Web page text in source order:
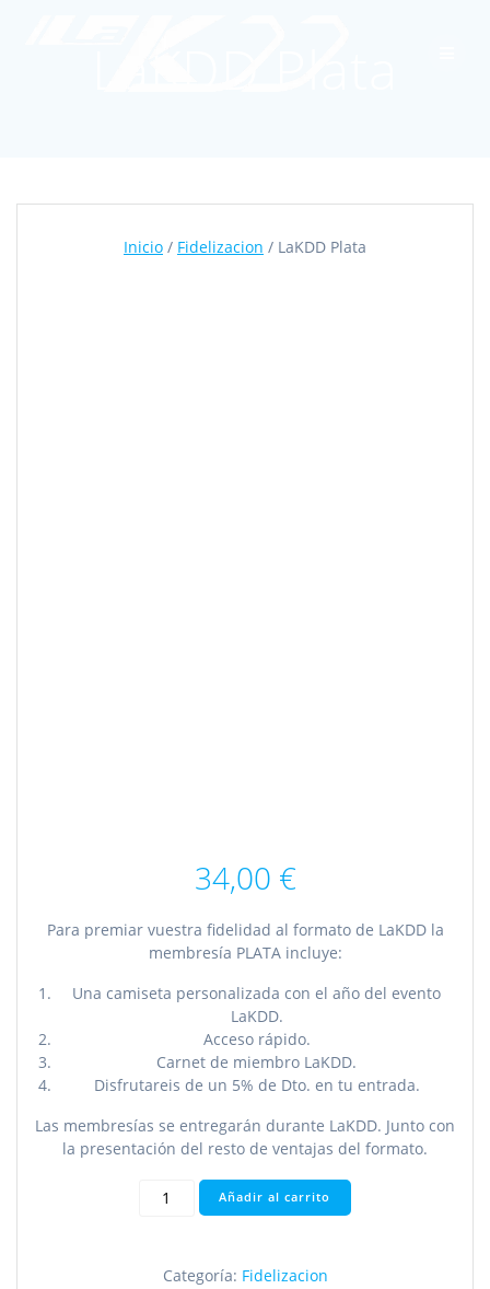
Inicio / Fidelizacion / LaKDD Plata
34,00 €
Para premiar vuestra fidelidad al formato de LaKDD la
membresía PLATA incluye:
Una camiseta personalizada con el año del evento
LaKDD.
Acceso rápido.
Carnet de miembro LaKDD.
Disfrutareis de un 5% de Dto. en tu entrada.
Las membresías se entregarán durante LaKDD. Junto con
la presentación del resto de ventajas del formato.
LaKDD
Plata
Añadir al carrito
Categoría: Fidelizacion